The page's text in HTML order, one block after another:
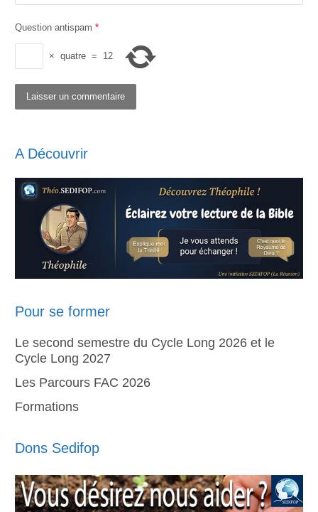
Question antispam *
× quatre = 12
A Découvrir
Pour se former
Le second semestre du Cycle Long 2026 et le
Cycle Long 2027
Les Parcours FAC 2026
Formations
Dons Sedifop